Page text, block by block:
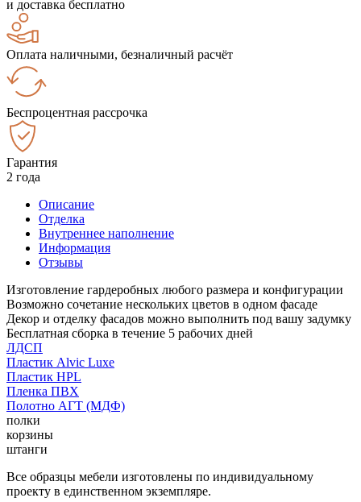
и доставка бесплатно
Оплата наличными, безналичный расчёт
Беспроцентная рассрочка
Гарантия
2 года
Описание
Отделка
Внутреннее наполнение
Информация
Отзывы
Изготовление гардеробных любого размера и конфигурации
Возможно сочетание нескольких цветов в одном фасаде
Декор и отделку фасадов можно выполнить под вашу задумку
Бесплатная сборка в течение 5 рабочих дней
ЛДСП
Пластик Alvic Luxe
Пластик HPL
Пленка ПВХ
Полотно АГТ (МДФ)
полки
корзины
штанги
Все образцы мебели изготовлены по индивидуальному
проекту в единственном экземпляре.